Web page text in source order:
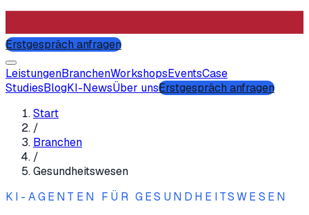
Erstgespräch anfragen
LeistungenBranchenWorkshopsEventsCase
StudiesBlogKI-NewsÜber unsErstgespräch anfragen
Start
/
Branchen
/
Gesundheitswesen
KI-AGENTEN FÜR GESUNDHEITSWESEN